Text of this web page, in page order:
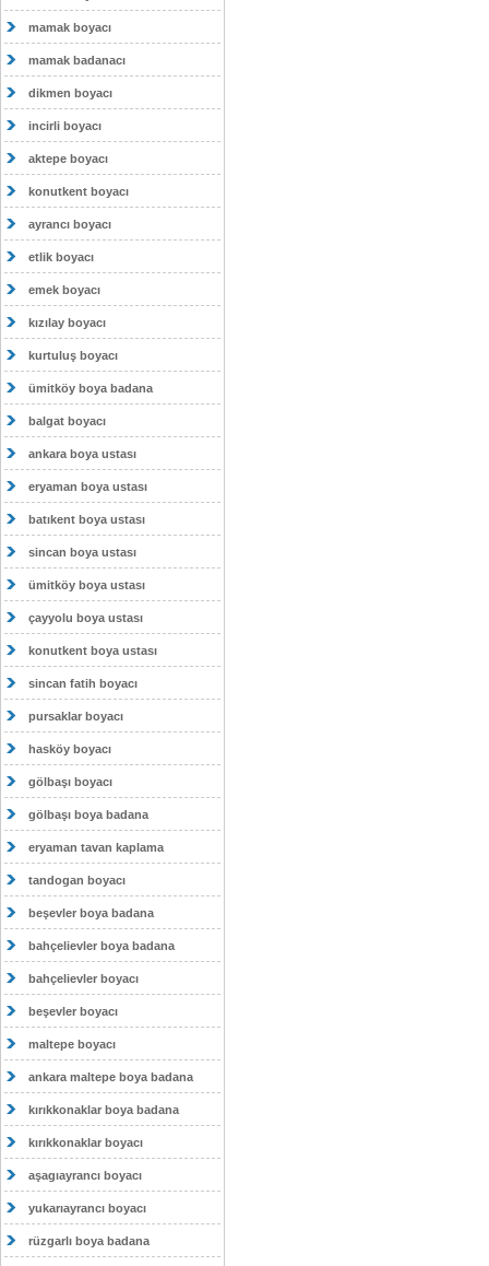
mamak boyacı
mamak badanacı
dikmen boyacı
incirli boyacı
aktepe boyacı
konutkent boyacı
ayrancı boyacı
etlik boyacı
emek boyacı
kızılay boyacı
kurtuluş boyacı
ümitköy boya badana
balgat boyacı
ankara boya ustası
eryaman boya ustası
batıkent boya ustası
sincan boya ustası
ümitköy boya ustası
çayyolu boya ustası
konutkent boya ustası
sincan fatih boyacı
pursaklar boyacı
hasköy boyacı
gölbaşı boyacı
gölbaşı boya badana
eryaman tavan kaplama
tandogan boyacı
beşevler boya badana
bahçelievler boya badana
bahçelievler boyacı
beşevler boyacı
maltepe boyacı
ankara maltepe boya badana
kırıkkonaklar boya badana
kırıkkonaklar boyacı
aşagıayrancı boyacı
yukarıayrancı boyacı
rüzgarlı boya badana